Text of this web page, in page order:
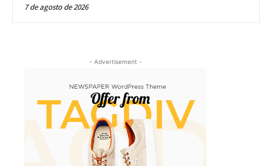
7 de agosto de 2026
- Advertisement -